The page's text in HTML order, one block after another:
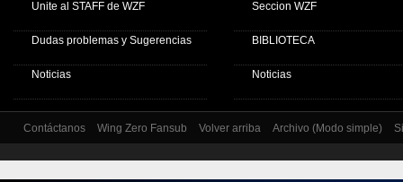
Unite al STAFF de WZF
Dudas problemas y Sugerencias
Noticias
Seccion WZF
BIBLIOTECA
Noticias
Contáctanos Wing Zero Fansub Volver arriba Archivo (Modo simple)